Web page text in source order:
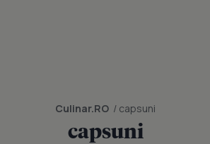
Culinar.RO / capsuni
capsuni